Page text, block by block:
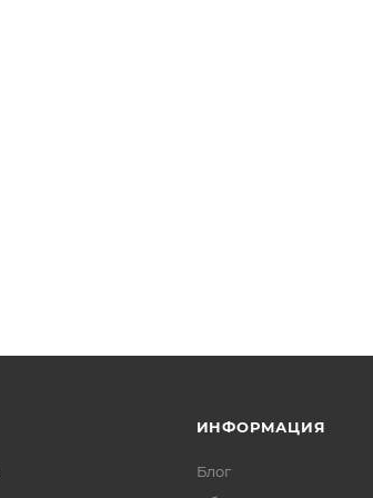
ИНФОРМАЦИЯ
Блог